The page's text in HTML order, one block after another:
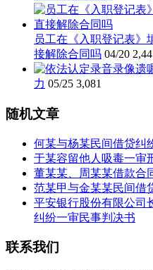
员工在《入职登记表》
接解除合同吗 04/20
力 05/25 3,081
随机文章
何某与杨某民间借贷纠
于某容留他人吸毒一审
董某某、周某某借款合
范某甲与金某某民间借
平安银行股份有限公司
纠纷一审民事判决书
联系我们